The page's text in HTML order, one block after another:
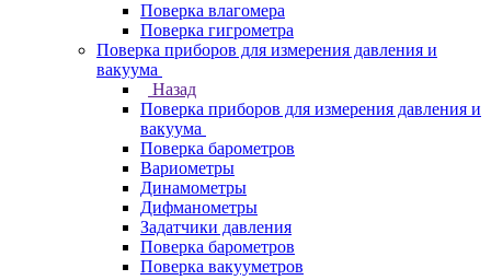
Поверка влагомера
Поверка гигрометра
Поверка приборов для измерения давления и
вакуума
Назад
Поверка приборов для измерения давления и
вакуума
Поверка барометров
Вариометры
Динамометры
Дифманометры
Задатчики давления
Поверка барометров
Поверка вакууметров